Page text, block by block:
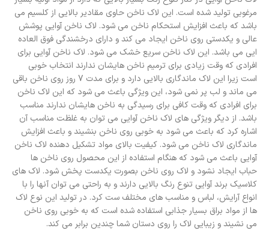
مرغوبی تولید شده است. این لاک ناخن حاوی مقادیر بالایی از کلسیم می
باشد که باعث افزایش استحکام ناخن می شود. لاک ناخن آوایی پوشش
عالی و یکدستی روی ناخن ایجاد می کند و دارای درخشندگی فوق العاده
ایی می باشد. این لاک ناخن سریع خشک می شود. لاک ناخن آوایی برای
افرادی که وقت زیادی برای ترمیم ناخن هایشان ندارند انتخاب خوبی
است زیرا این لاک ماندگاری بالایی دارد و برای مدت 7 روز روی ناخن باقی
می ماند و لب پر نمی شود، این ویژگی باعث می شود که این لاک ناخن
برای افرادی که وقت کافی برای رسیدگی به ناخن هایشان ندارند مناسب
باشد. از دیگر ویژگی های لاک ناخن آوایی می توان به غلظت مناسب آن
اشاره کرد که باعث می شود به خوبی روی ناخن بنشیند و باعث افزایش
ماندگاری لاک ناخن می شود. کیفیت بالای مواد تشکیل دهنده لاک ناخن
آوایی باعث می شود که هنگام استفاده از این محصول روی ناخن ها
حباب ایجاد نشود و لاک روی ناخن بصورت یکدست پخش شود. لاک های
کلاسیک برند آوایی تنوع رنگ بالایی دارند و به راحتی می توان آنها را با
انواع آرایش، لباس و مناسب های مختلف ست کرد. در تولید این نوع لاک
ها از مواد براق بسیار جذابی استفاده شده است که به خوبی روی ناخن
می نشیند و زیبایی لاک را روی دستان شما چندین برابر می کند.